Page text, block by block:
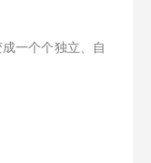
一个个独立、自